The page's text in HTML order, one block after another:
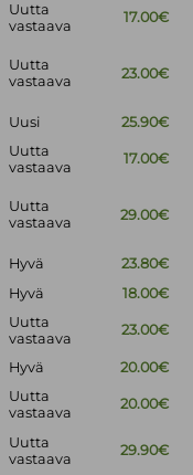
Uutta
vastaava
17.00€
Uutta
vastaava
23.00€
Uusi 25.90€
Uutta
vastaava
17.00€
Uutta
vastaava
29.00€
Hyvä
23.80€
Hyvä 18.00€
Uutta
vastaava
23.00€
Hyvä 20.00€
Uutta
vastaava
20.00€
Uutta
vastaava
29.90€